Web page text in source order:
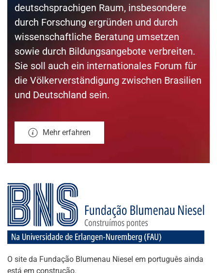
deutschsprachigen Raum, insbesondere
durch Forschung ergründen und durch
wissenschaftliche Beratung umsetzen
sowie durch Bildungsangebote verbreiten.
Sie soll auch ein internationales Forum für
die Völkerverständigung zwischen Brasilien
und Deutschland sein.
Mehr erfahren
O site da Fundação Blumenau Niesel em português ainda
está em construção.